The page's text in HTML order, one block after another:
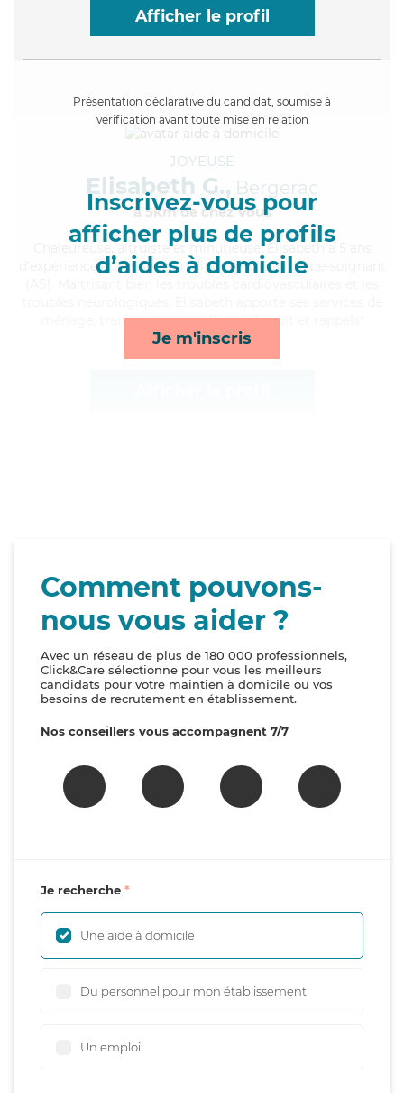
Afficher le profil
Présentation déclarative du candidat, soumise à
vérification avant toute mise en relation
Inscrivez-vous pour
afficher plus de profils
d’aides à domicile
Je m'inscris
JOYEUSE
Elisabeth G., Bergerac
à 5km de chez Vous
, altruiste et minutieuse, Elisabeth a 5 ans
d'expérience et possède un diplôme d'Etat d'aide-soignant
ménage, transports, surveillance de nuit et rappels*
Comment pouvons-
nous vous aider ?
Avec un réseau de plus de 180 000 professionnels,
Click&Care sélectionne pour vous les meilleurs
candidats pour votre maintien à domicile ou vos
besoins de recrutement en établissement.
Nos conseillers vous accompagnent 7/7
Je recherche
Une aide à domicile
Du personnel pour mon établissement
Un emploi